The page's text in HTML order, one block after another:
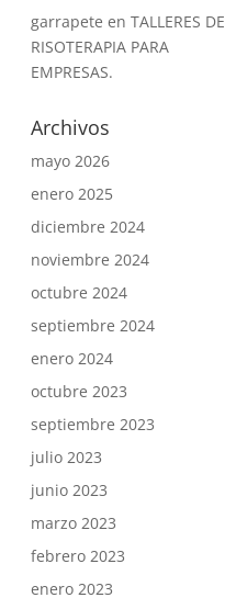
garrapete enTALLERES DE
RISOTERAPIA PARA
EMPRESAS.
Archivos
mayo 2026
enero 2025
diciembre 2024
noviembre 2024
octubre 2024
septiembre 2024
enero 2024
octubre 2023
septiembre 2023
julio 2023
junio 2023
marzo 2023
febrero 2023
enero 2023